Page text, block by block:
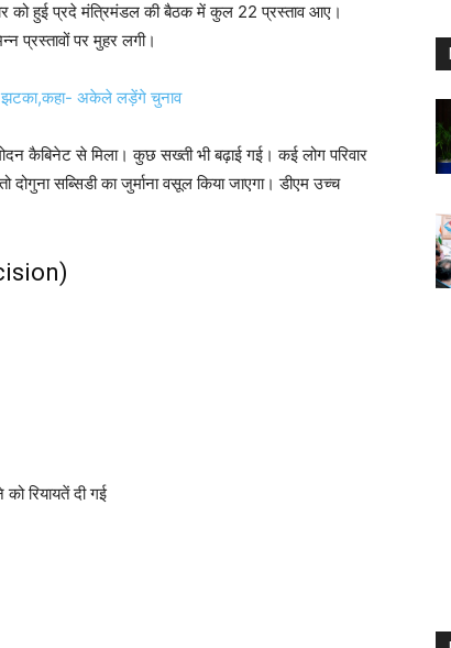
को हुई प्रदे मंत्रिमंडल की बैठक में कुल 22 प्रस्ताव आए।
प्रस्तावों पर मुहर लगी।
झटका,कहा- अकेले लड़ेंगे चुनाव
कैबिनेट से मिला। कुछ सख्ती भी बढ़ाई गई। कई लोग परिवार
सब्सिडी का जुर्माना वसूल किया जाएगा। डीएम उच्च
रियायतें दी गई